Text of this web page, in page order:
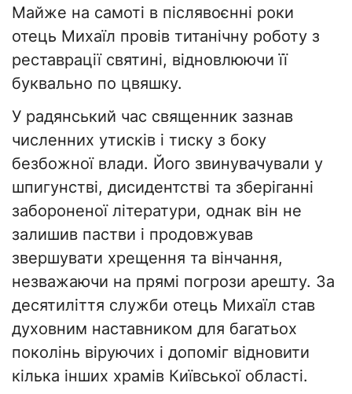
Майже на самоті в післявоєнні роки
отець Михаїл провів титанічну роботу з
реставрації святині, відновлюючи її
буквально по цвяшку.
У радянський час священник зазнав
численних утисків і тиску з боку
безбожної влади. Його звинувачували у
шпигунстві, дисидентстві та зберіганні
забороненої літератури, однак він не
залишив пастви і продовжував
звершувати хрещення та вінчання,
незважаючи на прямі погрози арешту. За
десятиліття служби отець Михаїл став
духовним наставником для багатьох
поколінь віруючих і допоміг відновити
кілька інших храмів Київської області.